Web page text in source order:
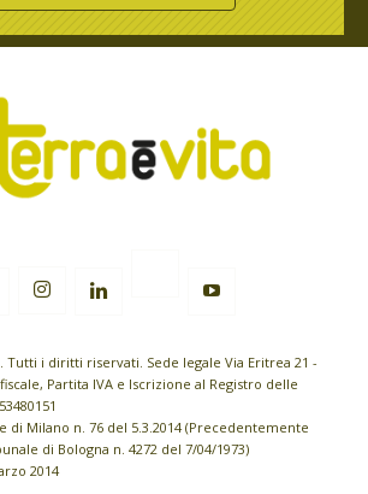
Tutti i diritti riservati. Sede legale Via Eritrea 21 -
Partita IVA e Iscrizione al Registro delle
di Milano n. 76 del 5.3.2014 (Precedentemente
di Bologna n. 4272 del 7/04/1973)
2014